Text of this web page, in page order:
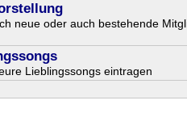
neue oder auch bestehende
Lieblingssongs eintragen